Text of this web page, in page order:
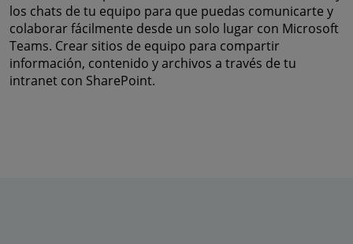
los chats de tu equipo para que puedas comunicarte y
colaborar fácilmente desde un solo lugar con Microsoft
Teams. Crear sitios de equipo para compartir
información, contenido y archivos a través de tu
intranet con SharePoint.